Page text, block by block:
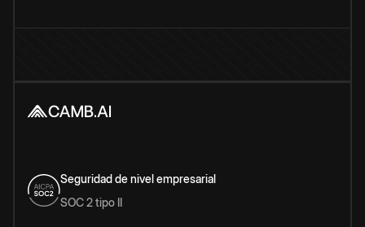
Seguridad de nivel empresarial
SOC 2 tipo II